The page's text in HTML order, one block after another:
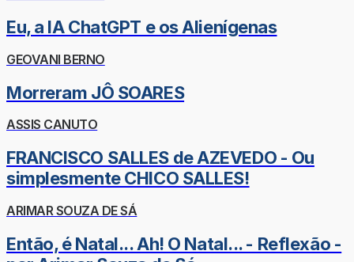
Eu, a IA ChatGPT e os Alienígenas
GEOVANI BERNO
Morreram JÔ SOARES
ASSIS CANUTO
FRANCISCO SALLES de AZEVEDO - Ou
simplesmente CHICO SALLES!
ARIMAR SOUZA DE SÁ
Então, é Natal... Ah! O Natal... - Reflexão -